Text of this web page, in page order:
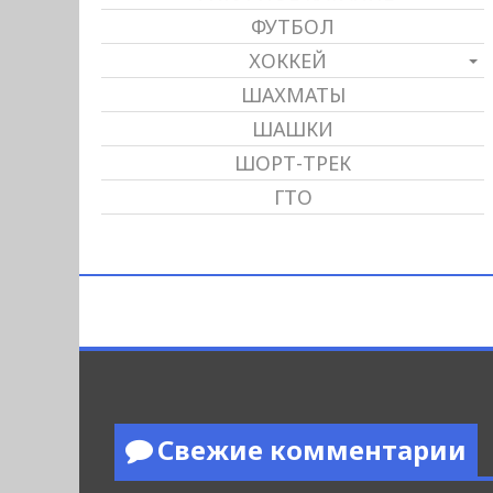
ФУТБОЛ
ХОККЕЙ
ШАХМАТЫ
ШАШКИ
ШОРТ-ТРЕК
ГТО
Свежие комментарии